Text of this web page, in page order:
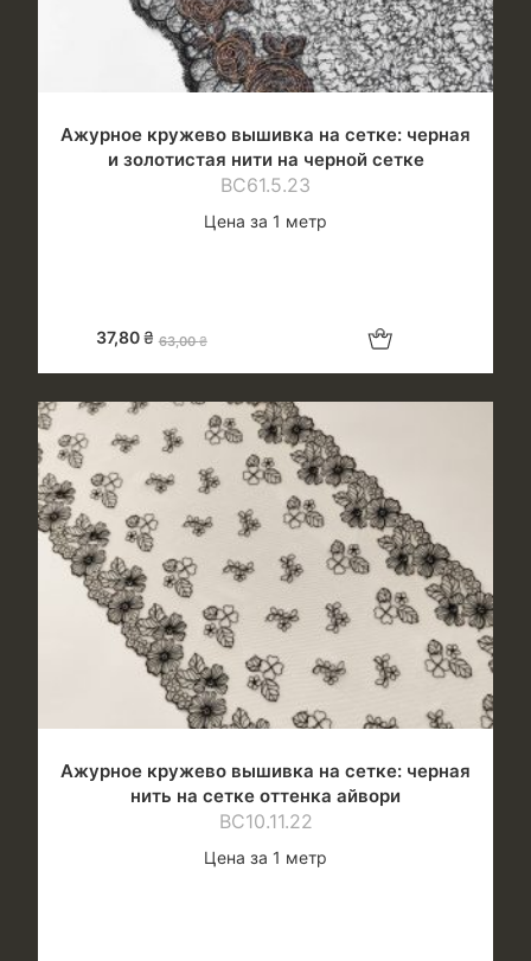
Ажурное кружево вышивка на сетке: черная
и золотистая нити на черной сетке
ВС61.5.23
Цена за 1 метр
63,00₴
37,80₴ Добавить в корзину
Ажурное кружево вышивка на сетке: черная
нить на сетке оттенка айвори
ВС10.11.22
Цена за 1 метр